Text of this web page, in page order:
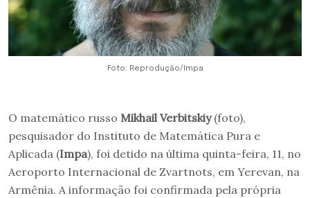
Foto: Reprodução/Impa
O matemático russo Mikhail Verbitskiy(foto),
pesquisador do Instituto de Matemática Pura e
Aplicada (Impa), foi detido na última quinta-feira, 11, no
Aeroporto Internacional de Zvartnots, em Yerevan, na
Armênia. A informação foi confirmada pela própria